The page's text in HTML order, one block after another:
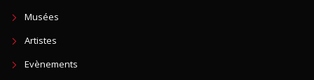
Musées
Artistes
Evènements